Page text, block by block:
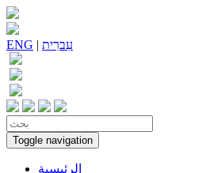
ENG | עִברִית
Toggle navigation
الرئيسية